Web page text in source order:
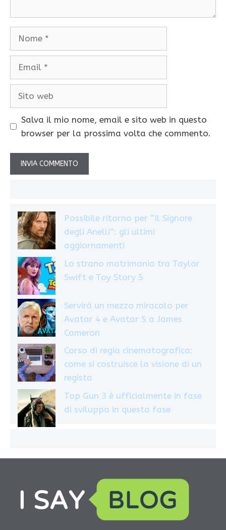
Salva il mio nome, email e sito web in questo
browser per la prossima volta che commento.
Possibile ritorno per “Il Signore
degli Anelli”: gli ultimi
aggiornamenti
Lo strano matrimonio tra Taylor
Swift e Toy Story 5
Servirà un mezzo miracolo per
Avatar 4 e Avatar 5 a James
Cameron
Corso di regia cinematografica:
come si costruisce la visione di un
regista
Top Gun 3 è ufficialmente in fase
di sviluppo in questa fase